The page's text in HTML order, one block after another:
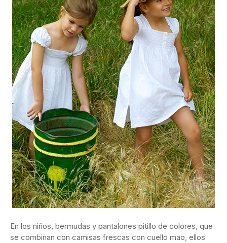
En los niños, bermudas y pantalones pitillo de colores, que
se combinan con camisas frescas con cuello mao, ellos